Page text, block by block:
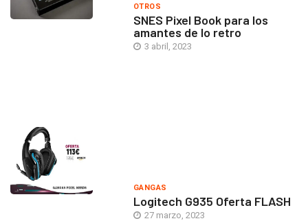
OTROS
SNES Pixel Book para los
amantes de lo retro
3 abril, 2023
GANGAS
Logitech G935 Oferta FLASH
27 marzo, 2023